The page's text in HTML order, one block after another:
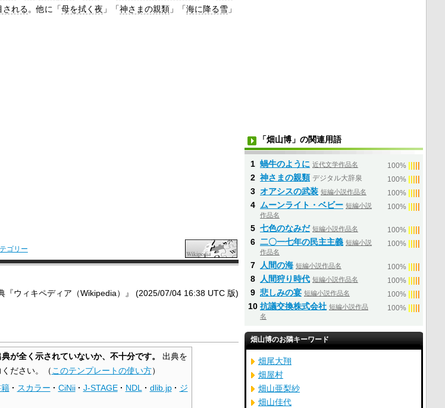
される。他に「母を拭く夜 」「神さまの親類 」「海に降る雪 」
ゴリー
『ウィキペディア（Wikipedia）』 (2025/07/04 16:38 UTC 版)
が全く示されていないか、不十分です。
出典を
ださい。
（ このテンプレートの使い方）
· スカラー · CiNii · J-STAGE · NDL · dlib.jp · ジ
「畑山博」の関連用語
1 蝸牛のように 近代文学作品名 100%
2 神さまの親類 デジタル大辞泉 100%
3 オアシスの武装 短編小説作品名 100%
4 ムーンライト・ベビー 短編小説
作品名
100%
5 七色のなみだ 短編小説作品名 100%
6 二〇一七年の民主主義 短編小説
作品名
100%
7 人間の海 短編小説作品名 100%
8 人間狩り時代 短編小説作品名 100%
9 悲しみの宴 短編小説作品名 100%
10 抗議交換株式会社 短編小説作品
名
100%
畑山博のお隣キーワード
畑尾大翔
畑屋村
畑山亜梨紗
畑山佳代